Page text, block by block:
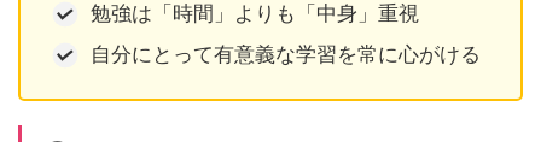
勉強は「時間」よりも「中身」重視
自分にとって有意義な学習を常に心がける